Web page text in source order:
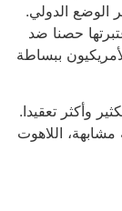
الوضع الدولي.
حصنا ضد
ببساطة
وأكثر تعقيدا.
اللاهوت